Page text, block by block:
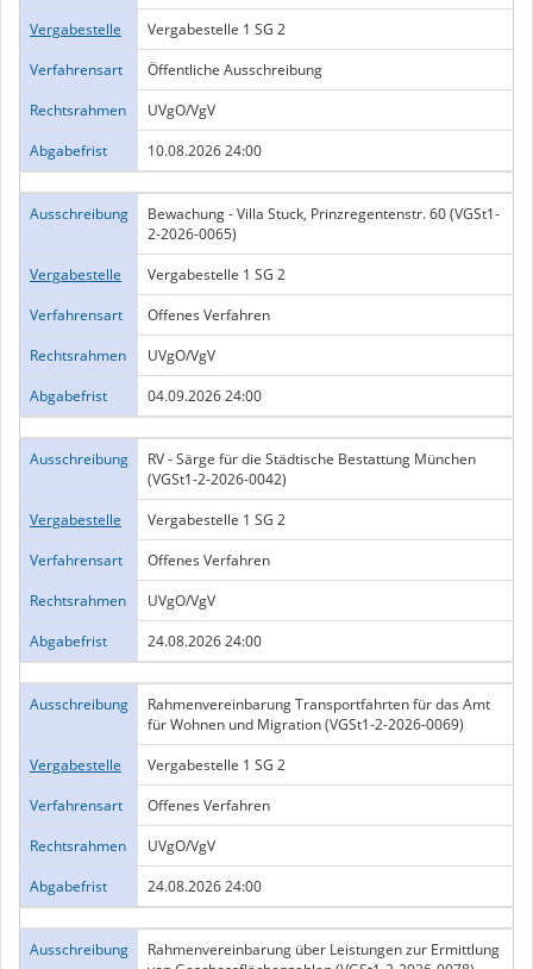
Vergabestelle
Vergabestelle 1 SG 2
Verfahrensart
Öffentliche Ausschreibung
Rechtsrahmen
UVgO/VgV
Abgabefrist
10.08.2026 24:00
Ausschreibung
Bewachung - Villa Stuck, Prinzregentenstr. 60 (VGSt1-
2-2026-0065)
Vergabestelle
Vergabestelle 1 SG 2
Verfahrensart
Offenes Verfahren
Rechtsrahmen
UVgO/VgV
Abgabefrist
04.09.2026 24:00
Ausschreibung
RV - Särge für die Städtische Bestattung München
(VGSt1-2-2026-0042)
Vergabestelle
Vergabestelle 1 SG 2
Verfahrensart
Offenes Verfahren
Rechtsrahmen
UVgO/VgV
Abgabefrist
24.08.2026 24:00
Ausschreibung
Rahmenvereinbarung Transportfahrten für das Amt
für Wohnen und Migration (VGSt1-2-2026-0069)
Vergabestelle
Vergabestelle 1 SG 2
Verfahrensart
Offenes Verfahren
Rechtsrahmen
UVgO/VgV
Abgabefrist
24.08.2026 24:00
Ausschreibung
Rahmenvereinbarung über Leistungen zur Ermittlung